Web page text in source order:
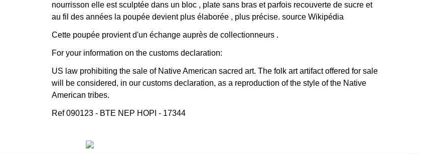
nourrisson elle est sculptée dans un bloc , plate sans bras et parfois recouverte de sucre et
au fil des années la poupée devient plus élaborée , plus précise. source Wikipédia
Cette poupée provient d'un échange auprès de collectionneurs .
For your information on the customs declaration:
US law prohibiting the sale of Native American sacred art. The folk art artifact offered for sale
will be considered, in our customs declaration, as a reproduction of the style of the Native
American tribes.
Ref 090123 - BTE NEP HOPI - 17344